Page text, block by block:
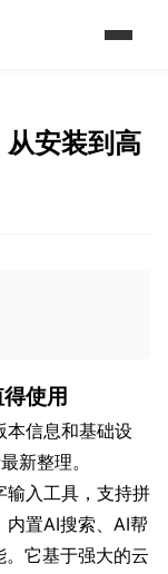
安装到高
使用
本信息和基础设
新整理。
输入工具，支持拼
内置AI搜索、AI帮
它基于强大的云